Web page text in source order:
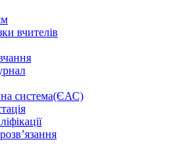
вчителів
система(ЄАС)